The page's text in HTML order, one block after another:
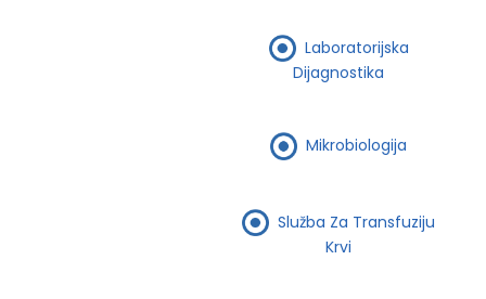
Laboratorijska
Dijagnostika
Mikrobiologija
Služba Za Transfuziju
Krvi